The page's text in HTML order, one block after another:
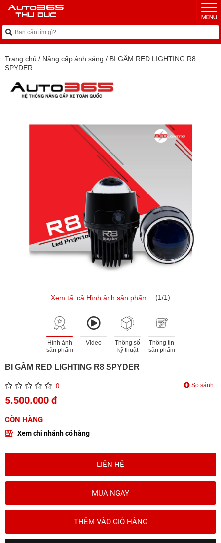
Trang chủ / Nâng cấp ánh sáng / BI GẦM RED LIGHTING R8
SPYDER
Xem tất cả Hình ảnh sản phẩm (1/1)
Hình ảnh
sản phẩm
Video
Thông số
kỹ thuật
Thông tin
sản phẩm
BI GẦM RED LIGHTING R8 SPYDER
0 So sánh
5.500.000 đ
CÒN HÀNG
Xem chi nhánh có hàng
LIÊN HỆ
MUA NGAY
THÊM VÀO GIỎ HÀNG